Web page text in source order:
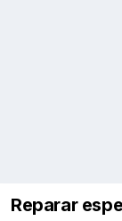
Reparar